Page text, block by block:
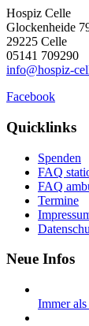
Hospiz Celle
Glockenheide
29225 Celle
05141 709290
info@hospiz-
Facebook
Quicklinks
Spenden
FAQ
FAQ
Termine
Neue Infos
Immer als